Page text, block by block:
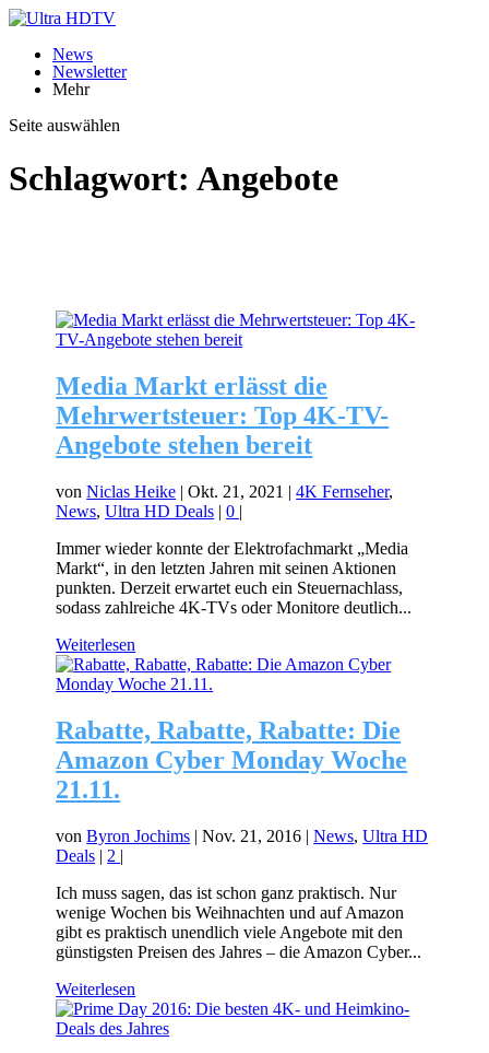
News
Newsletter
Mehr
Seite auswählen
Schlagwort: Angebote
Media Markt erlässt die
Mehrwertsteuer: Top 4K-TV-
Angebote stehen bereit
vonNiclas Heike |Okt. 21, 2021 |4K Fernseher,
News,Ultra HD Deals |0 |
Immer wieder konnte der Elektrofachmarkt „Media
Markt“, in den letzten Jahren mit seinen Aktionen
punkten. Derzeit erwartet euch ein Steuernachlass,
sodass zahlreiche 4K-TVs oder Monitore deutlich...
Weiterlesen
Rabatte, Rabatte, Rabatte: Die
Amazon Cyber Monday Woche
21.11.
vonByron Jochims |Nov. 21, 2016 |News,Ultra HD
Deals | 2 |
Ich muss sagen, das ist schon ganz praktisch. Nur
wenige Wochen bis Weihnachten und auf Amazon
gibt es praktisch unendlich viele Angebote mit den
günstigsten Preisen des Jahres – die Amazon Cyber...
Weiterlesen